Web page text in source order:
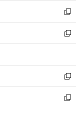
く
ド
ウ
で
開
ウ
ィ
ン
ド
ウ
開
く
し
い
ウ
ィ
ン
ウ
で
開
く
新
し
い
ウ
ン
ド
ウ
で
新
し
ウ
ィ
ン
ド
新
し
い
新